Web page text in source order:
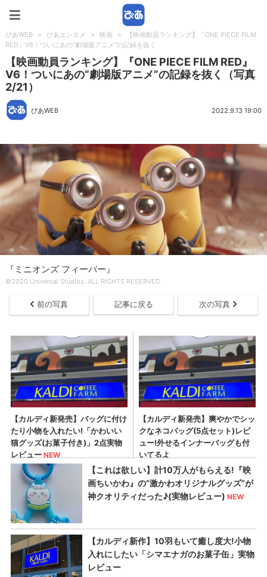
ぴあWEB > ぴあエンタメ > 映画 >
【映画動員ランキング】『ONE PIECE FILM
RED』V6！ついにあの“劇場版アニメ”の記録を抜く
【映画動員ランキング】『ONE PIECE FILM RED』
V6！ついにあの“劇場版アニメ”の記録を抜く（写真
2/21）
ぴあWEB 2022.9.13 19:00
『ミニオンズ フィーバー』
©2020 Universal Studios. ALL RIGHTS RESERVED
前の写真 記事に戻る 次の写真